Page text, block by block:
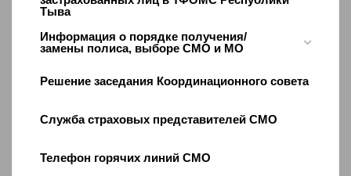
Тыва
Информация о порядке получения/
замены полиса, выборе СМО и МО
Решение заседания Координационного совета
Служба страховых представителей СМО
Телефон горячих линий СМО